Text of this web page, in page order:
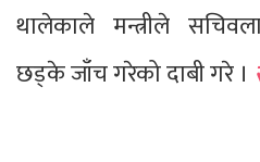
थालेकाले मन्त्रीले
छड्के जाँच गरेको दाबी गरे ।